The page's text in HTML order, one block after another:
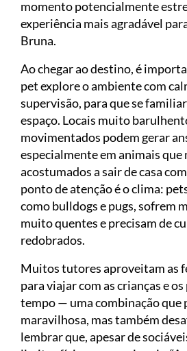
momento potencialmente
experiência mais agradável
Bruna.
Ao chegar ao destino, é
pet explore o ambiente com
supervisão, para que se
espaço. Locais muito
movimentados podem gerar
especialmente em animais que
acostumados a sair de casa
ponto de atenção é o clima:
como bulldogs e pugs, sofrem
muito quentes e precisam de
redobrados.
Muitos tutores aproveitam as
para viajar com as crianças e
tempo — uma combinação que
maravilhosa, mas também
lembrar que, apesar de